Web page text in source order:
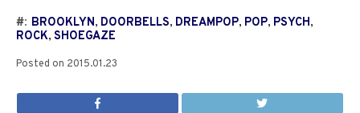
#: BROOKLYN, DOORBELLS, DREAMPOP, POP, PSYCH,
ROCK, SHOEGAZE
Posted on 2015.01.23